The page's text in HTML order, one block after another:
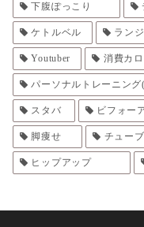
下腹ぽっこり
ケトルベル ランジ
Youtuber 消費カ
パーソナルトレーニン
スタバ ビフォー
脚痩せ チューブ
ヒップアップ